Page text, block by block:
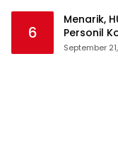
6
Menarik,
Personil
September